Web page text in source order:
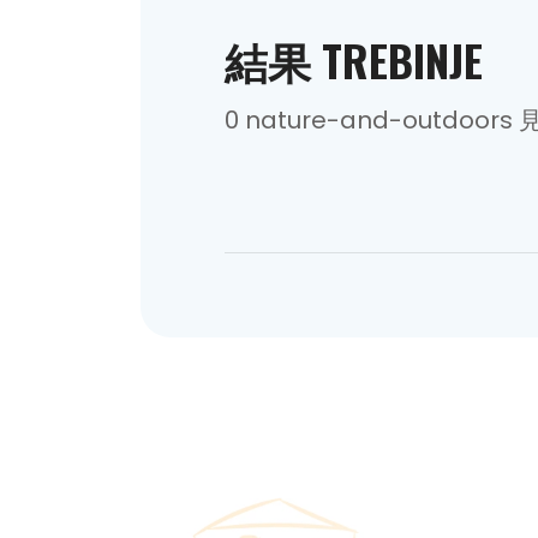
結果 TREBINJE
0 nature-and-outdoors